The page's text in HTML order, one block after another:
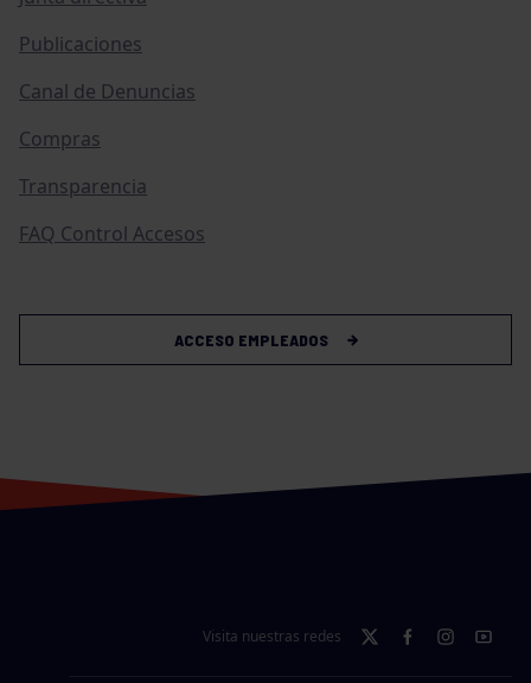
Publicaciones
Canal de Denuncias
Compras
Transparencia
FAQ Control Accesos
ACCESO EMPLEADOS
Visita nuestras redes